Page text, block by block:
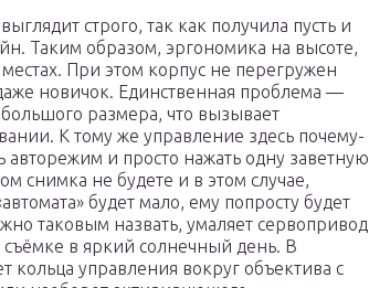
строго, так как получила пусть и
Таким образом, эргономика на высоте,
При этом корпус не перегружен
новичок. Единственная проблема —
размера, что вызывает
К тому же управление здесь почему-
авторежим и просто нажать одну заветную
снимка не будете и в этом случае,
будет мало, ему попросту будет
таковым назвать, умаляет сервопривод
съёмке в яркий солнечный день. В
управления вокруг объектива с